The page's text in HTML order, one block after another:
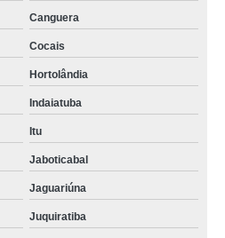
Canguera
Cocais
Hortolândia
Indaiatuba
Itu
Jaboticabal
Jaguariúna
Juquiratiba